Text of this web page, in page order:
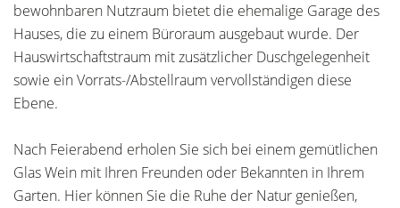
bewohnbaren Nutzraum bietet die ehemalige Garage des
Hauses, die zu einem Büroraum ausgebaut wurde. Der
Hauswirtschaftstraum mit zusätzlicher Duschgelegenheit
sowie ein Vorrats-/Abstellraum vervollständigen diese
Ebene.
Nach Feierabend erholen Sie sich bei einem gemütlichen
Glas Wein mit Ihren Freunden oder Bekannten in Ihrem
Garten. Hier können Sie die Ruhe der Natur genießen,